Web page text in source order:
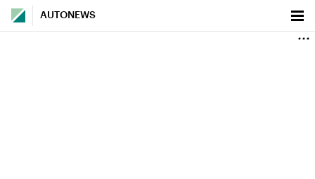
AUTONEWS